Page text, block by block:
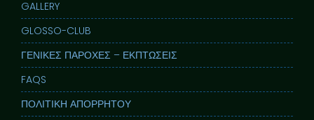
GALLERY
GLOSSO-CLUB
ΓΕΝΙΚΕΣ ΠΑΡΟΧΕΣ – ΕΚΠΤΩΣΕΙΣ
FAQS
ΠΟΛΙΤΙΚΗ ΑΠΟΡΡΗΤΟΥ